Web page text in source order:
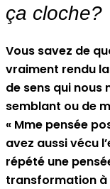
ça cloche?
Vous savez de
vraiment rendu
de sens qui
semblant ou de
« Mme pensée
avez aussi vécu
répété une
transformation à